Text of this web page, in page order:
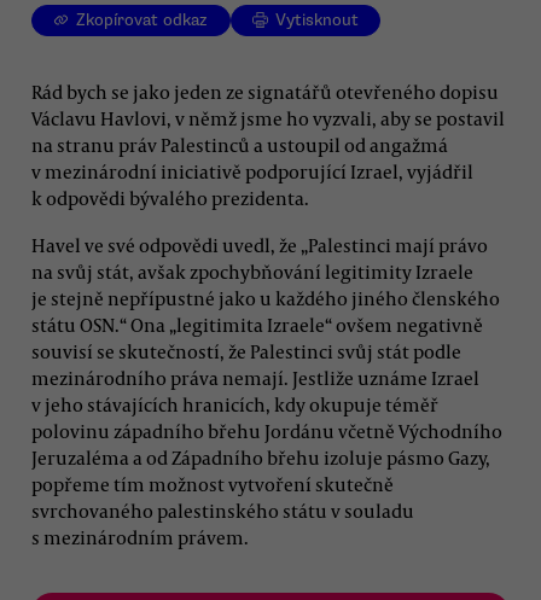
Zkopírovat odkaz Vytisknout
Rád bych se jako jeden ze signatářů otevřeného dopisu
Václavu Havlovi, v němž jsme ho vyzvali, aby se postavil
na stranu práv Palestinců a ustoupil od angažmá
v mezinárodní iniciativě podporující Izrael, vyjádřil
k odpovědi bývalého prezidenta.
Havel ve své odpovědi uvedl, že „Palestinci mají právo
na svůj stát, avšak zpochybňování legitimity Izraele
je stejně nepřípustné jako u každého jiného členského
státu OSN.“ Ona „legitimita Izraele“ ovšem negativně
souvisí se skutečností, že Palestinci svůj stát podle
mezinárodního práva nemají. Jestliže uznáme Izrael
v jeho stávajících hranicích, kdy okupuje téměř
polovinu západního břehu Jordánu včetně Východního
Jeruzaléma a od Západního břehu izoluje pásmo Gazy,
popřeme tím možnost vytvoření skutečně
svrchovaného palestinského státu v souladu
s mezinárodním právem.